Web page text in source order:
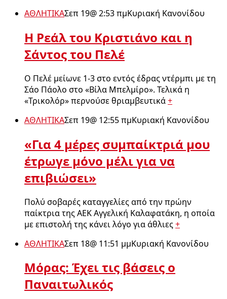
ΑΘΛΗΤΙΚΑΣεπ 19@2:53 πμΚυριακή Κανονίδου
Η Ρεάλ του Κριστιάνο και η
Σάντος του Πελέ
Ο Πελέ μείωνε 1-3 στο εντός έδρας ντέρμπι με τη
Σάο Πάολο στο «Βίλα Μπελμίρο». Τελικά η
«Τρικολόρ» περνούσε θριαμβευτικά+
ΑΘΛΗΤΙΚΑΣεπ 19@ 12:55 πμΚυριακή Κανονίδου
«Για 4 μέρες συμπαίκτριά μου
έτρωγε μόνο μέλι για να
επιβιώσει»
Πολύ σοβαρές καταγγελίες από την πρώην
παίκτρια της ΑΕΚ Αγγελική Καλαφατάκη, η οποία
με επιστολή της κάνει λόγο για άθλιες+
ΑΘΛΗΤΙΚΑΣεπ 18@ 11:51 μμΚυριακή Κανονίδου
Μόρας: Έχει τις βάσεις ο
Παναιτωλικός